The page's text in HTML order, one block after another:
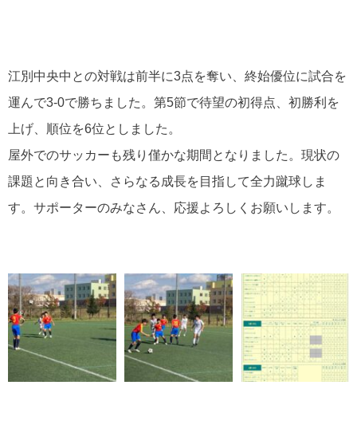
江別中央中との対戦は前半に3点を奪い、終始優位に試合を
運んで3-0で勝ちました。第5節で待望の初得点、初勝利を
上げ、順位を6位としました。
屋外でのサッカーも残り僅かな期間となりました。現状の
課題と向き合い、さらなる成長を目指して全力蹴球しま
す。サポーターのみなさん、応援よろしくお願いします。